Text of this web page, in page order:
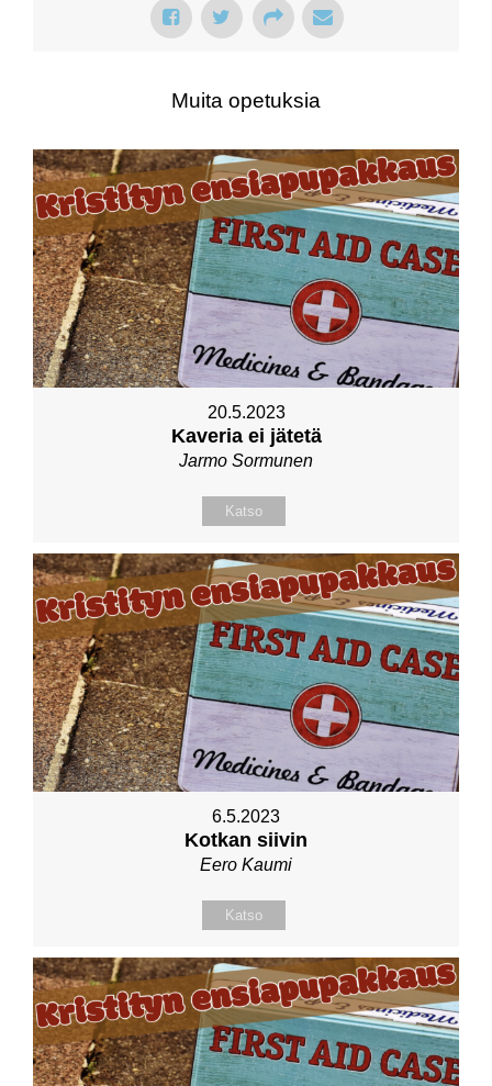
Muita opetuksia
20.5.2023
Kaveria ei jätetä
Jarmo Sormunen
Katso
6.5.2023
Kotkan siivin
Eero Kaumi
Katso